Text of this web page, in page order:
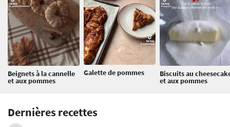
Beignets à la cannelle
et aux pommes
Galette de pommes Biscuits au
et aux pommes
Dernières recettes